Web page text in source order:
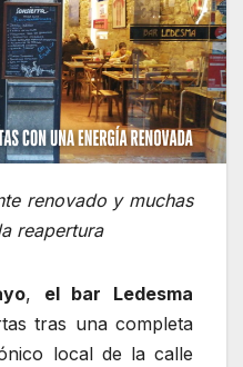
renovado y muchas
reapertura
, el bar Ledesma
tras una completa
local de la calle